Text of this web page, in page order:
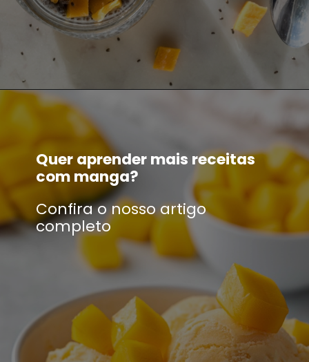
Quer aprender mais receitas
com manga?
Confira o nosso artigo
completo